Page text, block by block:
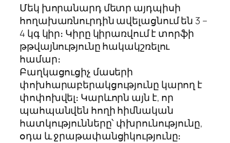
Մեկ խորանարդ մետր այդպիսի
հողախառնուրդին ավելացնում են 3 –
4 կգ կիր։ Կիրը կիրառվում է տորֆի
թթվայնությունը հակակշռելու
համար։
Բաղկացուցիչ մասերի
փոխհարաբերակցությունը կարող է
փոփոխվել։ Կարևորն այն է, որ
պահպանվեն հողի հիմնական
հատկությունները՝ փխրունությունը,
օդա և ջրաթափանցիկությունը։